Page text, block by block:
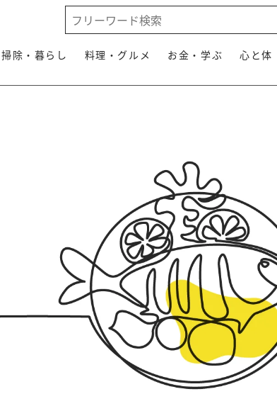
掃除・暮らし 料理・グルメ お金・学ぶ 心と体